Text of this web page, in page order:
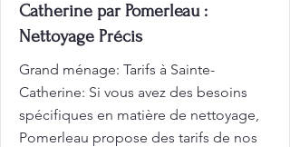
Catherine par Pomerleau :
Nettoyage Précis
Grand ménage: Tarifs à Sainte-
Catherine: Si vous avez des besoins
spécifiques en matière de nettoyage,
Pomerleau propose des tarifs de nos